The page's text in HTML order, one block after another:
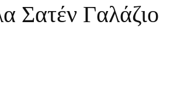
Σατέν Γαλάζιο